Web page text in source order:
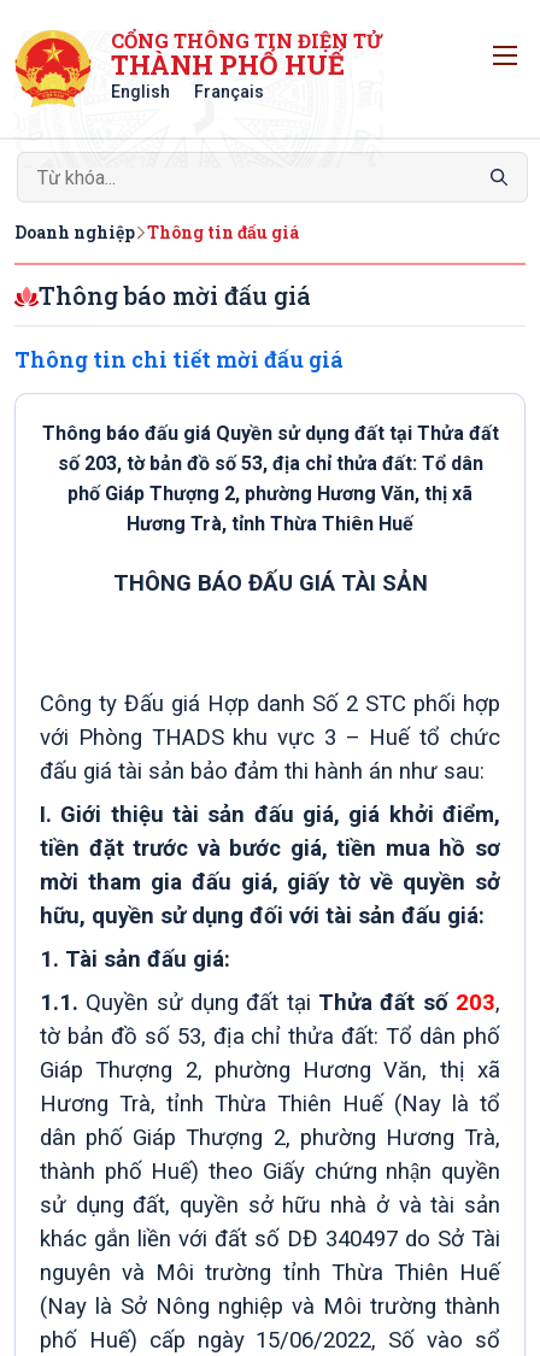
CỔNG THÔNG TIN ĐIỆN TỬ
THÀNH PHỐ HUẾ
English Français
Doanh nghiệp Thông tin đấu giá
Thông báo mời đấu giá
Thông tin chi tiết mời đấu giá
Thông báo đấu giá Quyền sử dụng đất tại Thửa đất
số 203, tờ bản đồ số 53, địa chỉ thửa đất: Tổ dân
phố Giáp Thượng 2, phường Hương Văn, thị xã
Hương Trà, tỉnh Thừa Thiên Huế
THÔNG BÁO ĐẤU GIÁ TÀI SẢN
Công ty Đấu giá Hợp danh Số 2 STC phối hợp
với Phòng THADS khu vực 3 – Huếtổ chức
đấu giá tài sản bảo đảm thi hành án như sau:
I. Giới thiệu tài sản đấu giá, giá khởi điểm,
tiền đặt trước và bước giá, tiền mua hồ sơ
mời tham gia đấu giá, giấy tờ về quyền sở
hữu, quyền sử dụng đối với tài sản đấu giá:
1. Tài sản đấu giá:
1.1. Quyền sử dụng đất tại Thửa đất số 203,
tờ bản đồ số 53, địa chỉ thửa đất: Tổ dân phố
Giáp Thượng 2, phường Hương Văn, thị xã
Hương Trà, tỉnh Thừa Thiên Huế (Nay là tổ
dân phố Giáp Thượng 2, phường Hương Trà,
thành phố Huế) theo Giấy chứng nhận quyền
sử dụng đất, quyền sở hữu nhà ở và tài sản
khác gắn liền với đất số DĐ 340497 do Sở Tài
nguyên và Môi trường tỉnh Thừa Thiên Huế
(Nay là Sở Nông nghiệp và Môi trường thành
phố Huế) cấp ngày 15/06/2022, Số vào sổ